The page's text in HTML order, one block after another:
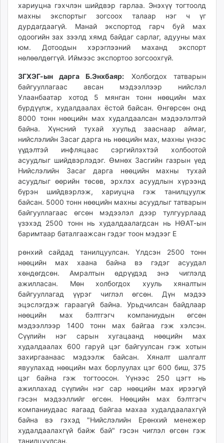
хариуцна гэхчлэн шийдвэр гарлаа. Энэхүү тогтоолд
махны экспортыг зогсоох талаар нэг ч үг
дурдагдаагүй. Манай экспортод гарч буй мах
одоогийн зах зээлд хямд байдаг сарлаг, адууны мах
юм. Дотоодын хэрэглээний маханд экспорт
нөлөөлдөггүй. Иймээс экспортоо зогсоохгүй.
ЗГХЭГ-ын дарга Б.Энхбаяр: Холбогдох татварын
байгууллагаас авсан мэдээллээр нийслэл
Улаанбаатар хотод 5 мянган тонн нөөцийн мах
бүрдүүлж, худалдаалах ёстой байсан. Өнгөрсөн онд
8000 тонн нөөцийн мах худалдаалсан мэдээлэлтэй
байна. Хүнсний тухай хуульд зааснаар аймаг,
нийслэлийн Засаг дарга нь нөөцийн мах, махны үнээс
үүдэлтэй инфляцаас сэргийлэхтэй холбоотой
асуудлыг шийдвэрлэдэг. Өмнөх Засгийн газрын үед
Нийслэлийн Засаг дарга нөөцийн махны тухай
асуудлыг өөрийн төсөв, эрхлэх асуудлын хүрээнд
бүрэн шийдвэрлэж, хариуцна гэж танилцуулж
байсан. 5000 тонн нөөцийн махны асуудлыг татварын
байгууллагаас өгсөн мэдээлэл дээр тулгуурлаад
үзэхэд 2500 тонн нь худалдаалагдсан нь НӨАТ-ын
баримтаар баталгаажсан гэдэг тоон мэдээг Е
рөнхий сайдад танилцуулсан. Үлдсэн 2500 тонн
нөөцийн мах хаана байна вэ гэдэг асуудал
хөндөгдсөн. Амралтын өдрүүдэд энэ чиглэлд
ажилласан. Мөн холбогдох хууль хяналтын
байгууллагад үүрэг чиглэл өгсөн. Дүн мэдээ
эцэслэгдэж гараагүй байна. Урьдчилсан байдлаар
нөөцийн мах бэлтгэгч компаниудын өгсөн
мэдээллээр 1400 тонн мах байгаа гэж хэлсэн.
Сүүлийн нэг сарын хугацаанд нөөцийн мах
худалдаалах 600 гаруй цэг байгуулсан гэж хотын
захиргаанаас мэдээлж байсан. Хяналт шалгалт
явуулахад нөөцийн мах борлуулах цэг 600 биш, 375
цэг байна гэж тогтоосон. Үүнээс 250 цэгт нь
ажиллахад сүүлийн нэг сар нөөцийн мах ирээгүй
гэсэн мэдээллийг өгсөн. Нөөцийн мах бэлтгэгч
компаниудаас яагаад байгаа махаа худалдаалахгүй
байна вэ гэхэд "Нийслэлийн Ерөнхий менежер
худалдаалахгүй байж бай" гэсэн чиглэл өгсөн гэж
танилцуулсан.